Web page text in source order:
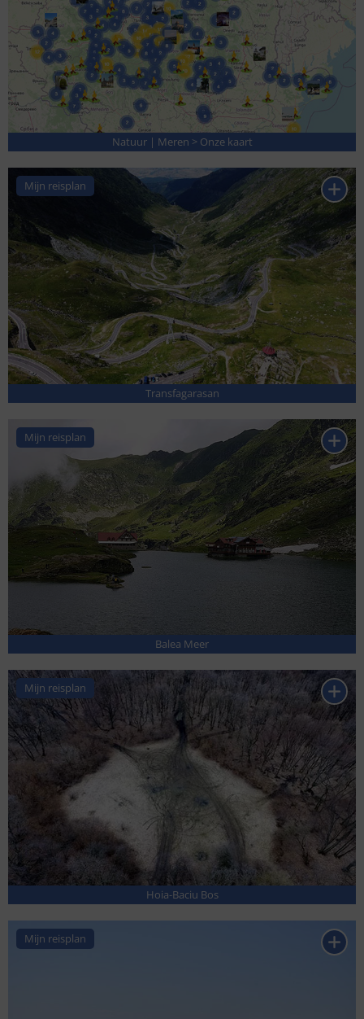
Natuur | Meren > Onze kaart
Mijn reisplan
Transfagarasan
Mijn reisplan
Balea Meer
Mijn reisplan
Hoia-Baciu Bos
Mijn reisplan